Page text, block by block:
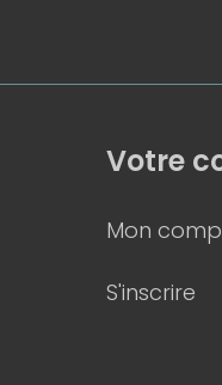
Votre
Mon
S'inscrire